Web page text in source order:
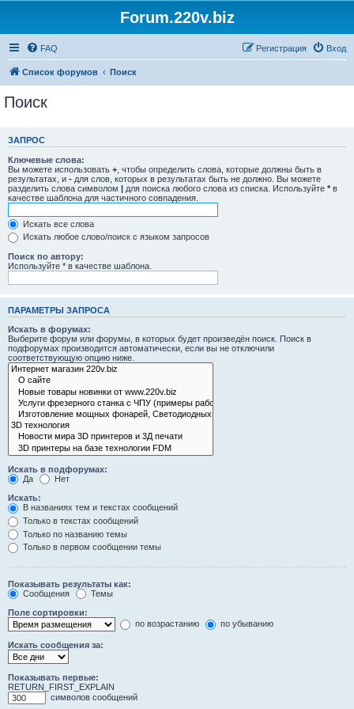
Forum.220v.biz
FAQ Вход
Регистрация
Список форумов Поиск
Поиск
ЗАПРОС
Ключевые слова:
Вы можете использовать + , чтобы определить слова, которые должны быть в
результатах, и - для слов, которых в результатах быть не должно. Вы можете
разделить слова символом | для поиска любого слова из списка. Используйте * в
качестве шаблона для частичного совпадения.
Искать все слова
Искать любое слово/поиск с языком запросов
Поиск по автору:
Используйте * в качестве шаблона.
ПАРАМЕТРЫ ЗАПРОСА
Искать в форумах:
Выберите форум или форумы, в которых будет произведён поиск. Поиск в
подфорумах производится автоматически, если вы не отключили
соответствующую опцию ниже.
Искать в подфорумах:
Да
Нет
Искать:
В названиях тем и текстах сообщений
Только в текстах сообщений
Только по названию темы
Только в первом сообщении темы
Показывать результаты как:
Сообщения
Темы
Поле сортировки:
по возрастанию
по убыванию
Искать сообщения за:
Показывать первые:
RETURN_FIRST_EXPLAIN
символов сообщений